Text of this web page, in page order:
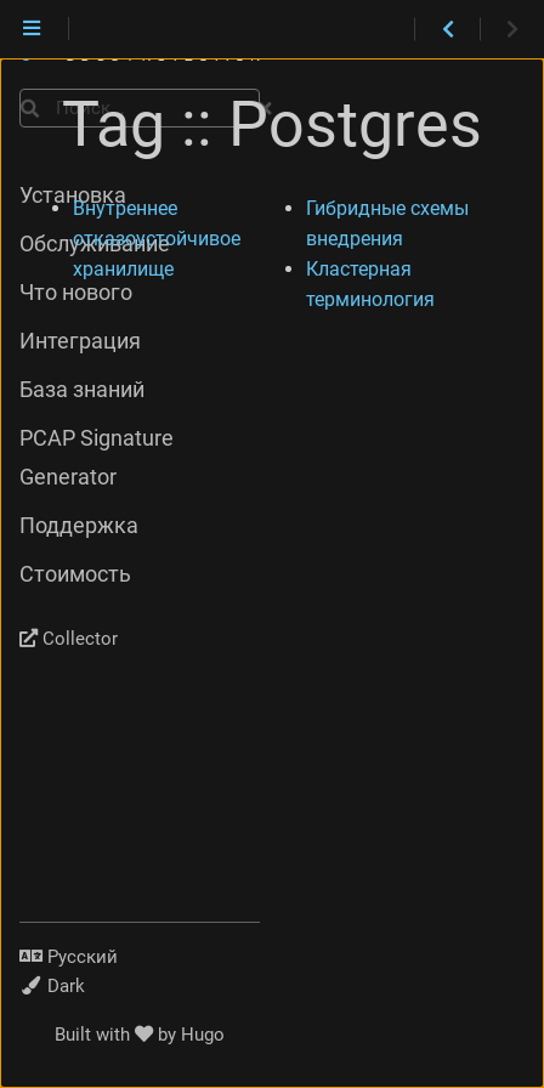
Tag :: Postgres
Внутреннее
отказоустойчивое
хранилище
Гибридные схемы
внедрения
Кластерная
терминология
Поиск
Установка
Обслуживание
Что нового
Интеграция
База знаний
PCAP Signature
Generator
Поддержка
Стоимость
Collector
Язык
Тема
Built with by Hugo